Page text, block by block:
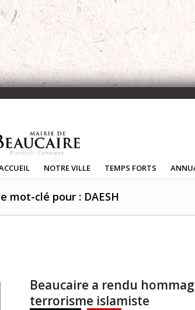
NOTRE VILLE TEMPS FORTS
mot-clé pour : DAESH
Beaucaire a rendu
terrorisme islamiste